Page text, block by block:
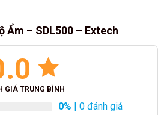
– SDL500 – Extech
GIÁ TRUNG BÌNH
0% | 0 đánh giá